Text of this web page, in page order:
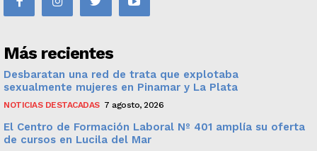
Más recientes
Desbaratan una red de trata que explotaba
sexualmente mujeres en Pinamar y La Plata
NOTICIAS DESTACADAS 7 agosto, 2026
El Centro de Formación Laboral Nº 401 amplía su oferta
de cursos en Lucila del Mar